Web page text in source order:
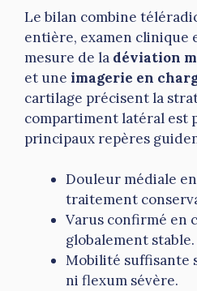
Le bilan combine
entière, examen clinique
mesure de la déviation
et une imagerie en
cartilage précisent la
compartiment latéral est
principaux repères
Douleur médiale
traitement
Varus confirmé en
globalement stable.
Mobilité suffisante
ni flexum sévère.